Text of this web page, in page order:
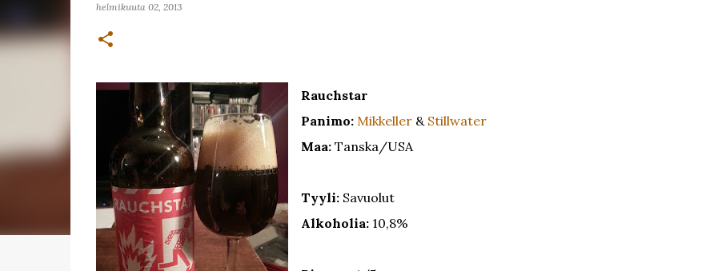
helmikuuta 02, 2013
Rauchstar
Panimo: Mikkeller& Stillwater
Maa: Tanska/USA
Tyyli:Savuolut
Alkoholia:10,8%